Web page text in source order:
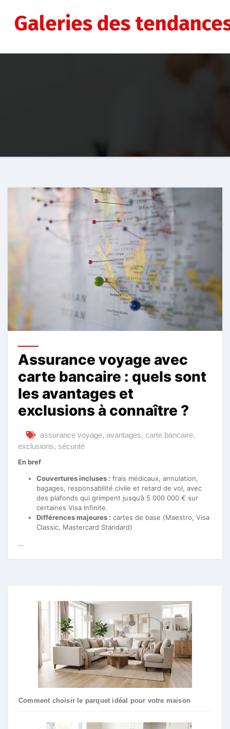
contenuGaleries des
Assurance voyage avec
carte bancaire : quels sont
les avantages et
exclusions à connaître ?
assurance voyage, avantages, carte bancaire,
exclusions, sécurité
En bref
Couvertures incluses : frais médicaux, annulation,
bagages, responsabilité civile et retard de vol, avec
des plafonds qui grimpent jusqu’à 5 000 000 € sur
certaines Visa Infinite.
Différences majeures : cartes de base (Maestro, Visa
Classic, Mastercard Standard)
…
Comment choisir le parquet idéal pour votre maison